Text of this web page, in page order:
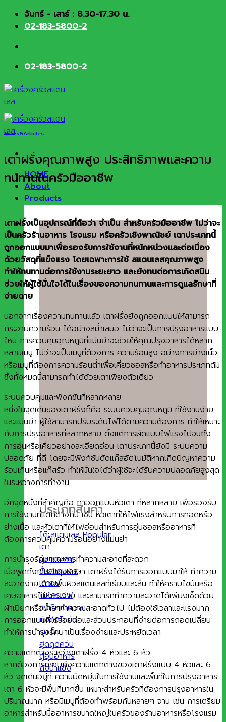
Skip จันทร์ - เสาร์ : 8.30-17.30 น.
02-183-5800-2
02-183-5800-2
HOME
About
Products
ประเภทสินค้า
โต๊ะสแตนเลส
เตา
ตู้สแตนเลส
ชั้นสแตนเลส
เตาอบ
ไมโครเวฟ
ซิงค์สแตนเลส
ถังดักไขมัน
รถเข็น
ฮูดดูดควัน
ตู้อุ่นอาหาร
ถังน้ำแข็ง
News&Articles
เตาฝรั่งคุณภาพสูง ประสิทธิภาพและความ
ทนทานในครัวมืออาชีพ
เตาฝรั่งเป็นอุปกรณ์ที่ถือว่า จำเป็น สำหรับครัวมืออาชีพ ไม่ว่าจะ
เป็นครัวร้านอาหาร โรงแรม หรือครัวเชิงพาณิชย์ เตาประเภทนี้
ถูกออกแบบมาเพื่อรองรับการใช้งานที่หนักหน่วงและต่อเนื่อง
ด้วยวัสดุที่แข็งแรง โดยเฉพาะการใช้ สแตนเลสคุณภาพสูง
ทำให้ทนทานต่อการใช้งานระยะยาว และยังทนต่อการเกิดสนิม
ช่วยให้ผู้ใช้มั่นใจได้ในเรื่องของความทนทานและการดูแลรักษาที่
ง่ายดาย
นอกจากเรื่องความทนทานแล้ว เตาฝรั่งยังถูกออกแบบให้สามารถ
กระจายความร้อน ได้อย่างสม่ำเสมอ ไม่ว่าจะเป็นการปรุงอาหารแบบ
ไหน การควบคุมอุณหภูมิที่แม่นยำจะช่วยให้คุณปรุงอาหารได้หลาก
หลายเมนู ไม่ว่าจะเป็นเมนูที่ต้องการ ความร้อนสูง อย่างการย่างเนื้อ
หรือเมนูที่ต้องการความร้อนต่ำเพื่อเคี่ยวซอสหรือทำอาหารประเภทต้ม
ซึ่งทั้งหมดนี้สามารถทำได้ด้วยเตาเพียงตัวเดียว
ระบบควบคุมและฟังก์ชันที่หลากหลาย
หนึ่งในจุดเด่นของเตาฝรั่งก็คือ ระบบควบคุมอุณหภูมิ ที่ใช้งานง่าย
และแม่นยำ ผู้ใช้สามารถปรับระดับไฟได้ตามความต้องการ ทำให้เหมาะ
กับการปรุงอาหารที่หลากหลาย ตั้งแต่การผัดแบบไฟแรงไปจนถึง
การอุ่นหรือเคี่ยวอย่างละเอียดอ่อน เตาประเภทนี้ยังมี ระบบความ
ปลอดภัย ที่ดี โดยจะมีฟังก์ชันตัดแก๊สอัตโนมัติหากเกิดปัญหาความ
ร้อนเกินหรือแก๊สรั่ว ทำให้มั่นใจได้ว่าผู้ใช้จะได้รับความปลอดภัยสูงสุด
ในระหว่างการทำงาน
อีกจุดหนึ่งที่สำคัญคือ กาออกแบบหัวเตา ที่หลากหลาย เพื่อรองรับ
การใช้งานที่แตกต่างกัน เช่น หัวเตาที่ให้ไฟแรงสำหรับการทอดหรือ
ย่างเนื้อ และหัวเตาที่ให้ไฟอ่อนสำหรับการอุ่นซอสหรืออาหารที่
ต้องการควบคุมความร้อนอย่างแม่นยำ
การบำรุงรักษาและการทำความสะอาดที่สะดวก
เมื่อพูดถึงการบำรุงรักษา เตาฝรั่งได้รับการออกแบบมาให้ ทำความ
สะอาดง่าย ด้วยพื้นผิวสแตนเลสที่เรียบและลื่น ทำให้คราบไขมันหรือ
เศษอาหารไม่สะสมง่าย และสามารถทำความสะอาดได้เพียงเช็ดด้วย
ผ้าเปียกหรือน้ำยาทำความสะอาดทั่วไป ไม่ต้องใช้เวลาและแรงมาก
การออกแบบที่ไร้รอยต่อและส่วนประกอบที่ง่ายต่อการถอดเปลี่ยน
ทำให้การบำรุงรักษาเป็นเรื่องง่ายและประหยัดเวลา
ความแตกต่างระหว่างเตาฝรั่ง 4 หัวและ 6 หัว
หากต้องการทราบถึงความแตกต่างของเตาฝรั่งแบบ 4 หัวและ 6
หัว จุดเด่นอยู่ที่ ความยืดหยุ่นในการใช้งานและพื้นที่ในการปรุงอาหาร
เตา 6 หัวจะมีพื้นที่มากขึ้น เหมาะสำหรับครัวที่ต้องการปรุงอาหารใน
ปริมาณมาก หรือมีเมนูที่ต้องทำพร้อมกันหลายๆ จาน เช่น การเตรียม
อาหารสำหรับมื้ออาหารขนาดใหญ่ในครัวของร้านอาหารหรือโรงแรม